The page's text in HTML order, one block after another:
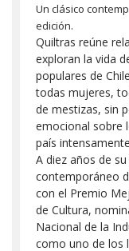
Un clásico
edición.
Quiltras reúne
exploran la vida
populares de
todas mujeres,
de mestizas, sin
emocional sobre
país
A diez años de
contemporáneo
con el Premio
de Cultura,
Nacional de la
como uno de los